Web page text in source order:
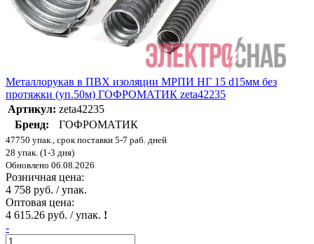
Металлорукав в ПВХ изоляции МРПИ НГ 15 d15мм без
протяжки (уп.50м) ГОФРОМАТИК zeta42235
Артикул: zeta42235
Бренд:
ГОФРОМАТИК
47750 упак., срок поставки 5-7 раб. дней
28 упак. (1-3 дня)
Обновлено 06.08.2026
Розничная цена:
4 758 руб. / упак.
Оптовая цена:
4 615.26 руб. / упак. !
-